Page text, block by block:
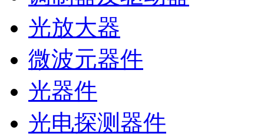
光放大器
微波元器件
光器件
光电探测器件